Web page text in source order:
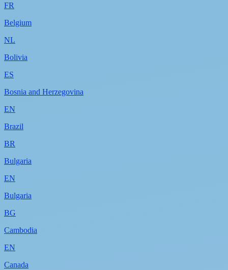
FR
Belgium
NL
Bolivia
ES
Bosnia and Herzegovina
EN
Brazil
BR
Bulgaria
EN
Bulgaria
BG
Cambodia
EN
Canada